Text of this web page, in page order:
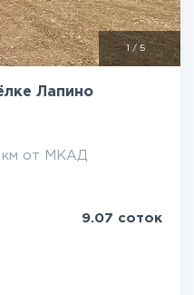
/ 5
Лапино
км от МКАД
9.07 соток